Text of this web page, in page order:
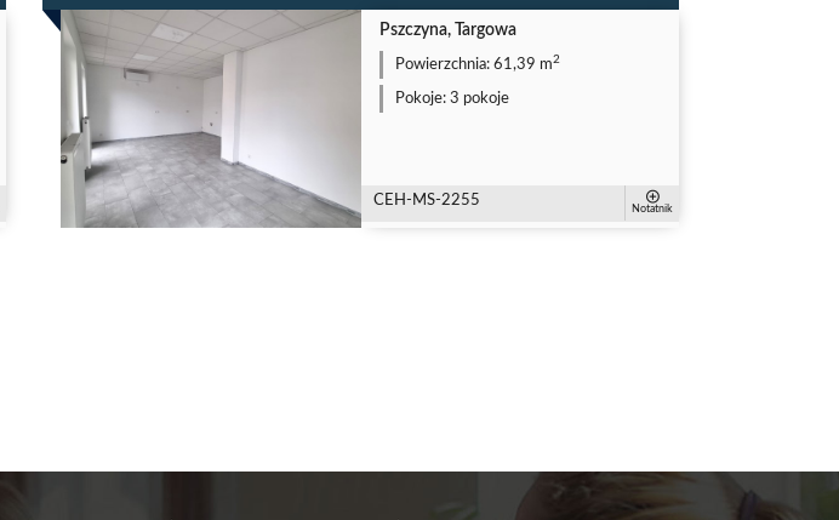
Pszczyna, Targowa
Powierzchnia:61,39 m2
Pokoje:3 pokoje
CEH-MS-2255 Notatnik